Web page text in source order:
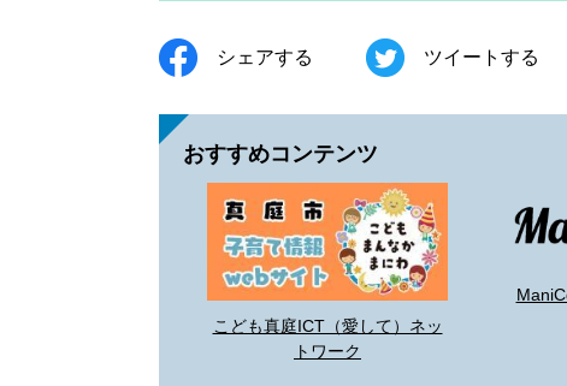
シェアする ツイートする
おすすめコンテンツ
こども真庭ICT（愛して）ネッ
トワーク